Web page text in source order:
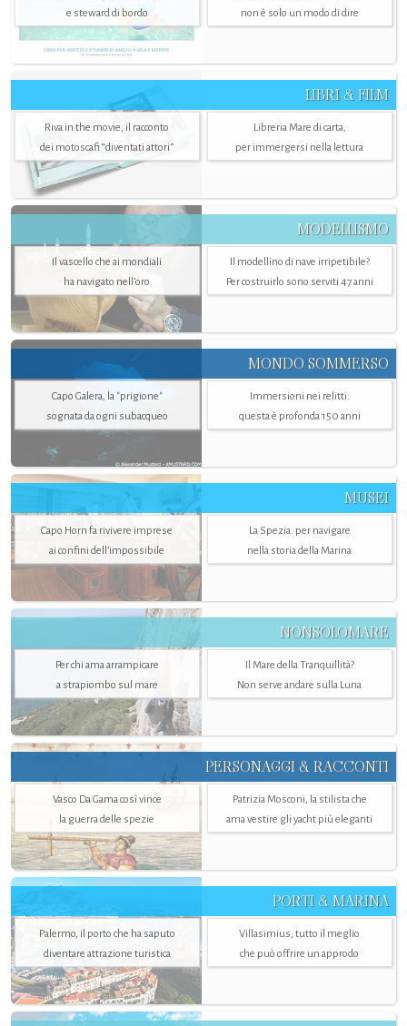
e steward di bordo
non è solo un modo di dire
LIBRI & FILM
Riva in the movie, il racconto
dei motoscafi “diventati attori”
Libreria Mare di carta,
per immergersi nella lettura
MODELLISMO
Il vascello che ai mondiali
ha navigato nell’oro
Il modellino di nave irripetibile?
Per costruirlo sono serviti 47 anni
MONDO SOMMERSO
Capo Galera, la "prigione"
sognata da ogni subacqueo
Immersioni nei relitti:
questa è profonda 150 anni
MUSEI
Capo Horn fa rivivere imprese
ai confini dell’impossibile
La Spezia. per navigare
nella storia della Marina
NONSOLOMARE
Per chi ama arrampicare
a strapiombo sul mare
Il Mare della Tranquillità?
Non serve andare sulla Luna
PERSONAGGI & RACCONTI
Vasco Da Gama così vince
la guerra delle spezie
Patrizia Mosconi, la stilista che
ama vestire gli yacht più eleganti
PORTI & MARINA
Palermo, il porto che ha saputo
diventare attrazione turistica
Villasimius, tutto il meglio
che può offrire un approdo